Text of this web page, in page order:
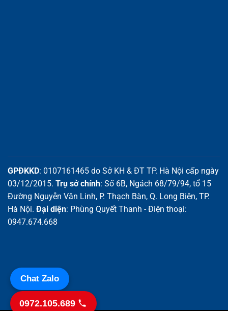
GPĐKKD: 0107161465 do Sở KH & ĐT TP. Hà Nội cấp ngày
03/12/2015. Trụ sở chính: Số 6B, Ngách 68/79/94, tổ 15
Đường Nguyễn Văn Linh, P. Thạch Bàn, Q. Long Biên, TP.
Hà Nội. Đại diện: Phùng Quyết Thanh - Điện thoại:
0947.674.668
Chat Zalo
0972.105.689